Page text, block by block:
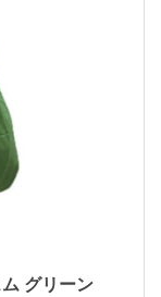
グリーン